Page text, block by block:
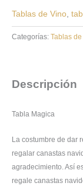
Tablas de Vino
Categorías: Tablas
Descripción
Tabla Magica
La costumbre de dar
regalar canastas
agradecimiento. Así
regale canastas